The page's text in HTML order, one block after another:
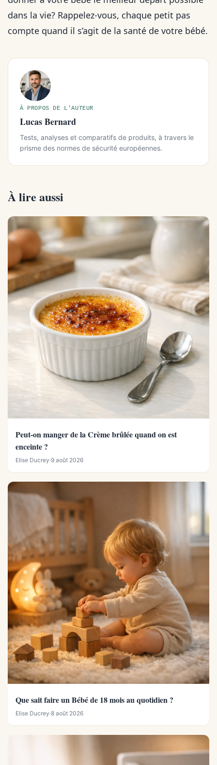
dans la vie? Rappelez-vous, chaque petit pas
compte quand il s’agit de la santé de votre bébé.
À PROPOS DE L'AUTEUR
Lucas Bernard
Tests, analyses et comparatifs de produits, à travers le
prisme des normes de sécurité européennes.
À lire aussi
Peut-on manger de la Crème brûlée quand on est
enceinte ?
Elise Ducrey·9 août 2026
Que sait faire un Bébé de 18 mois au quotidien ?
Elise Ducrey·8 août 2026